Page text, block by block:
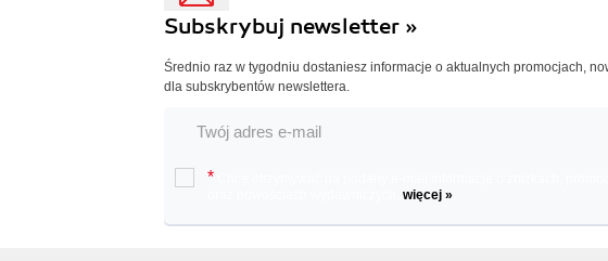
Subskrybuj newsletter »
Średnio raz w tygodniu dostaniesz informacje o aktualnych promocjach,
dla subskrybentów newslettera.
*
więcej »